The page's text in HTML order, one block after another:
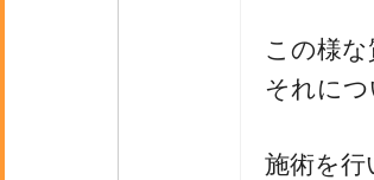
この様
それにつ
施術を行